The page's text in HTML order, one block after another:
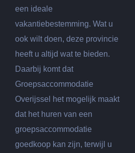
een ideale
vakantiebestemming. Wat u
ook wilt doen, deze provincie
heeft u altijd wat te bieden.
Daarbij komt dat
Groepsaccommodatie
Overijssel het mogelijk maakt
dat het huren van een
groepsaccommodatie
goedkoop kan zijn, terwijl u